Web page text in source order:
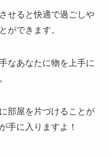
せると快適で過ごしや
ができます。
なあなたに物を上手に
部屋を片づけることが
手に入りますよ！